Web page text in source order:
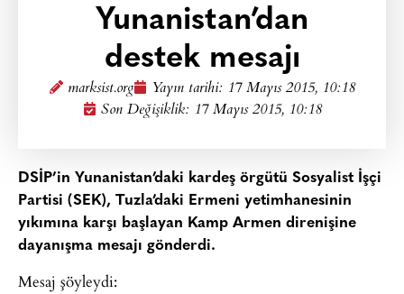
Yunanistan’dan
destek mesajı
marksist.org Yayın tarihi: 17 Mayıs 2015, 10:18
Son Değişiklik: 17 Mayıs 2015, 10:18
DSİP’in Yunanistan’daki kardeş örgütü Sosyalist İşçi
Partisi (SEK), Tuzla’daki Ermeni yetimhanesinin
yıkımına karşı başlayan Kamp Armen direnişine
dayanışma mesajı gönderdi.
Mesaj şöyleydi: